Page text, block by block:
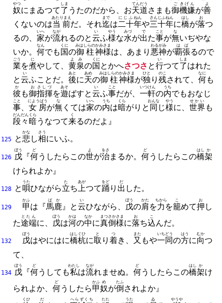
奴
やつ
にまゐつて了
しま
うたのだから、 お天道
てんだう
さまも御
ご
機嫌
きげん
が善
よ
くないのは当前
あたりまえ
だ。 それ迄
まで
は二十
にじふ
年
ねん
や三十
さんじふ
年
ねん
に橋
はし
が落
お
つ
るの、 家
いへ
が流
なが
れるのと云
い
ふ様
やう
な水
みづ
が出
で
た事
こと
が無
な
いぢやな
いか。 何
なん
でも 国
くに
の御柱
みはしらの
神
かみ
様
さま
は、 あまり 悪神
わるがみ
が覇張
はば
るので
業
ごう
を煮
に
やして、 黄泉
よみ
の国
くに
とかへさつさ と行
い
つて了
しま
はれた
と云
い
ふことだ。 後
あと
に天
あめ
の御柱
みはしらの
神
かみ
様
さま
が独
ひと
り 残
のこ
されて、 何
なに
も
彼
か
も御
お
指揮
さしづ
を遊
あそ
ばすと云
い
ふ事
こと
だが、 一軒
いつけん
の内
うち
でもおなじ
事
こと
、 女房
にようばう
が無
な
くては家
いへ
の内
うち
は暗
くら
がりと 同
おんな
じ様
やう
に、 世界
せかい
も
段々
だんだん
暗
くら
うなつて来
く
るのだよ』
125 と悲
かな
し相
さう
にいふ。
126 戊
ぼう
『何
ど
うしたらこの世
よ
が治
をさ
まるか。何
ど
うしたらこの橋
はし
架
か
けられよか』
128 と唄
うた
ひながら立
た
ち上
あが
つて踊
をど
り 出
だ
した。
129 甲
かふ
は『馬鹿
ばか
』と云
い
ひながら、 戊
ぼう
の肩
かた
を力
ちから
を籠
こ
めて押
お
し
た途端
とたん
に、 戊
ぼう
は河
かは
の中
なか
に真倒
まつさか
様
さま
に落
お
ち込
こ
んだ。
132 戊
ぼう
はやにはに橋杭
はしぐひ
に取
と
り着
つ
き、 又
また
もや一同
いちどう
の方
はう
に向
むか
つ
て、
134 戊
ぼう
『何
ど
うしても私
わたし
は流
なが
れませぬ。何
ど
うしたらこの橋
はし
架
か
け
られよか、 何
ど
うしたら甲
かふ
奴
め
が倒
たふ
されよか』
くひ だ へらずくち たた うた ゐ やうや